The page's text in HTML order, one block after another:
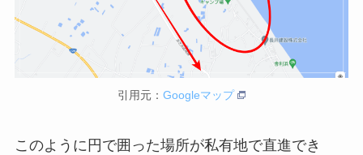
引用元： Googleマップ
このように円で囲った場所が私有地で直進でき